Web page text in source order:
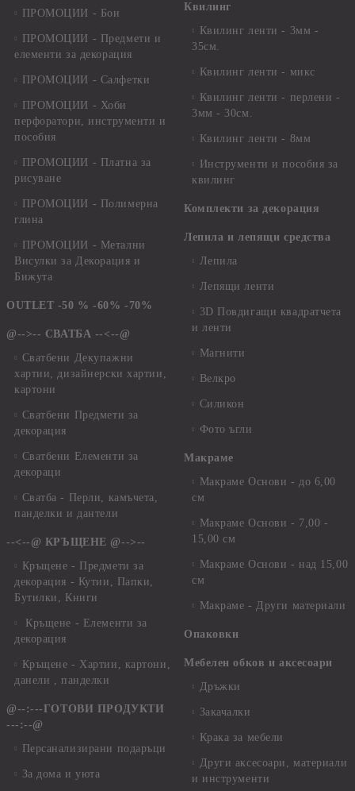
ПРОМОЦИИ - Бои
ПРОМОЦИИ - Предмети и
елементи за декорация
ПРОМОЦИИ - Салфетки
ПРОМОЦИИ - Хоби
перфоратори, инструменти и
пособия
ПРОМОЦИИ - Платна за
рисуване
ПРОМОЦИИ - Полимерна
глина
ПРОМОЦИИ - Метални
Висулки за Декорация и
Бижута
OUTLET -50 % -60% -70%
@-->-- СВАТБА --<--@
Сватбени Декупажни
хартии, дизайнерски хартии,
картони
Сватбени Предмети за
декорация
Сватбени Елементи за
декораци
Сватба - Перли, камъчета,
панделки и дантели
--<--@ КРЪЩЕНЕ @-->--
Кръщене - Предмети за
декорация - Кутии, Папки,
Бутилки, Книги
Кръщене - Елементи за
декорация
Кръщене - Хартии, картони,
данели , панделки
@--:---ГОТОВИ ПРОДУКТИ
---:--@
Персанализирани подаръци
За дома и уюта
Квилинг
Квилинг ленти - 3мм -
35см.
Квилинг ленти - микс
Квилинг ленти - перлени -
3мм - 30см.
Квилинг ленти - 8мм
Инструменти и пособия за
квилинг
Комплекти за декорация
Лепила и лепящи средства
Лепила
Лепящи ленти
3D Повдигащи квадратчета
и ленти
Магнити
Велкро
Силикон
Фото ъгли
Макраме
Макраме Основи - до 6,00
см
Макраме Основи - 7,00 -
15,00 см
Макраме Основи - над 15,00
см
Макраме - Други материали
Опаковки
Мебелен обков и аксесоари
Дръжки
Закачалки
Крака за мебели
Други аксесоари, материали
и инструменти